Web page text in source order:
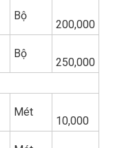
Bộ
200,000
Bộ
250,000
Mét
10,000